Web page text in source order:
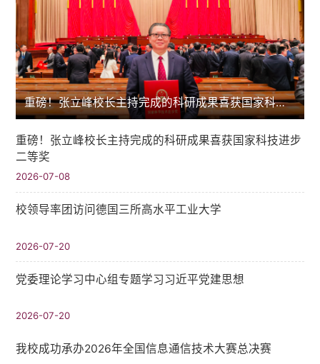
重磅！张立峰校长主持完成的科研成果喜获国家科技进步二等奖
重磅！张立峰校长主持完成的科研成果喜获国家科技进步
二等奖
2026-07-08
校领导率团访问德国三所高水平工业大学
2026-07-20
党委理论学习中心组专题学习习近平党建思想
2026-07-20
我校成功承办2026年全国信息通信技术大赛总决赛